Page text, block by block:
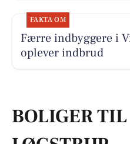
FAKTA OM
Færre indbyggere i
oplever indbrud
BOLIGER